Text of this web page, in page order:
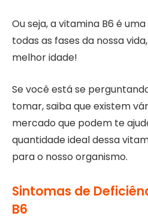
Ou seja, a vitamina B6 é
todas as fases da nossa
melhor idade!
Se você está se
tomar, saiba que existem
mercado que podem te
quantidade ideal dessa
para o nosso organismo.
Sintomas de
B6